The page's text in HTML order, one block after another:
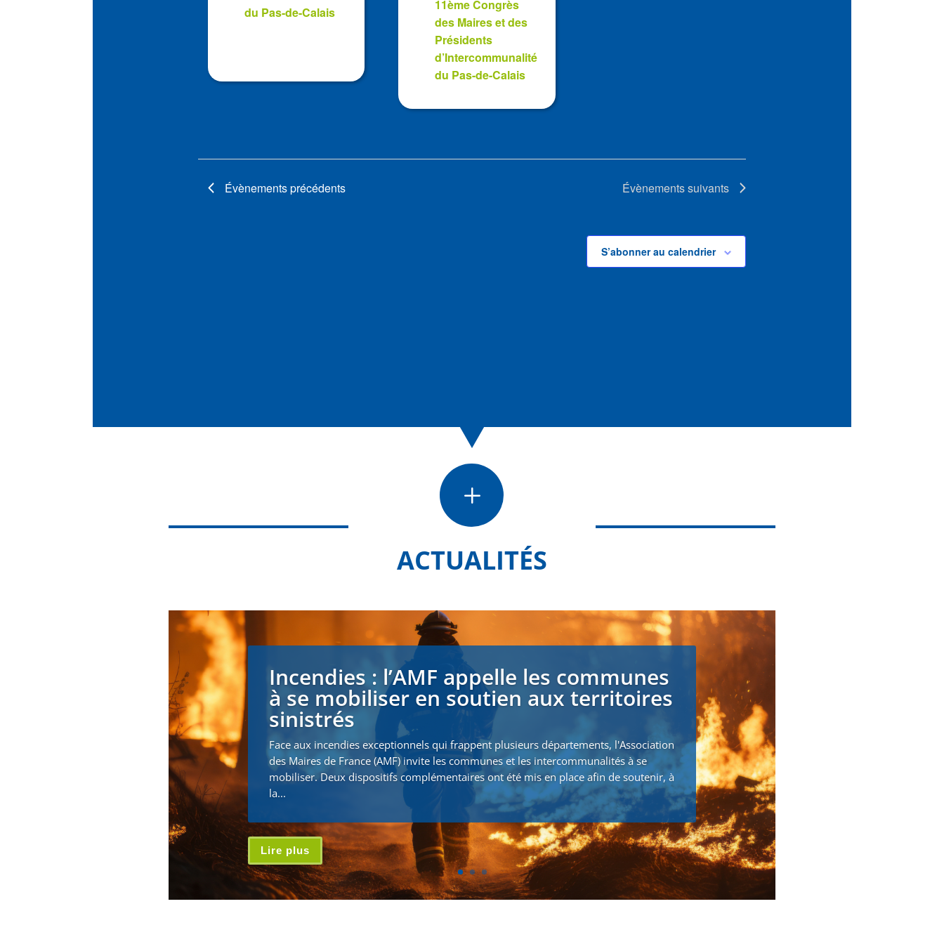
du Pas-de-Calais
11ème Congrès
des Maires et des
Présidents
d’Intercommunalité
du Pas-de-Calais
Évènementsprécédents Évènementssuivants
S’abonner au calendrier
L
ACTUALITÉS
Incendies : l’AMF appelle les communes
à se mobiliser en soutien aux territoires
sinistrés
Face aux incendies exceptionnels qui frappent plusieurs départements, l'Association
des Maires de France (AMF) invite les communes et les intercommunalités à se
mobiliser. Deux dispositifs complémentaires ont été mis en place afin de soutenir, à
la...
Lire plus